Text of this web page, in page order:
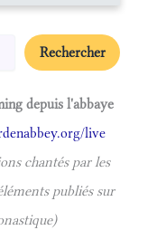
Rechercher
depuis l'abbaye
live
chantés par les
publiés sur